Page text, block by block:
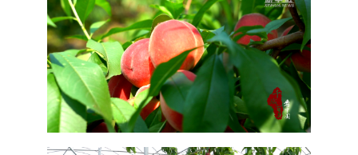
四川 贵州 云南 西藏
陕西 甘肃 青海 宁夏
新疆 内蒙古 黑龙江
多语种频道